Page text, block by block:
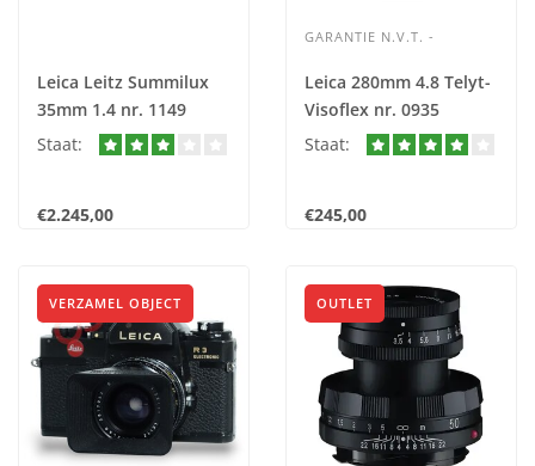
Leica Leitz Summilux
35mm 1.4 nr. 1149
Staat:
€2.245,00
GARANTIE N.V.T. -
Leica 280mm 4.8 Telyt-
Visoflex nr. 0935
Staat:
€245,00
VERZAMEL OBJECT OUTLET